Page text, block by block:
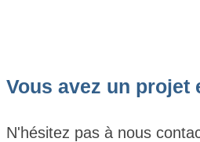
Vous avez un projet
N'hésitez pas à nous